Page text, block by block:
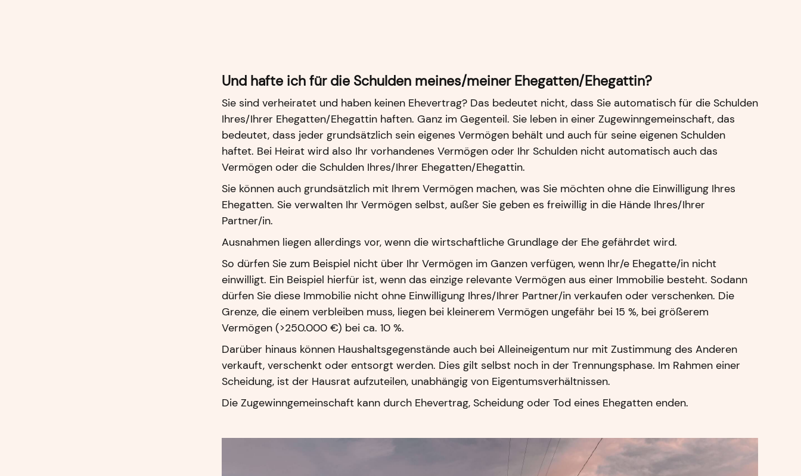
Und hafte ich für die Schulden meines/meiner Ehegatten/Ehegattin?
Sie sind verheiratet und haben keinen Ehevertrag? Das bedeutet nicht, dass Sie automatisch für die Schulden
Ihres/Ihrer Ehegatten/Ehegattin haften. Ganz im Gegenteil. Sie leben in einer Zugewinngemeinschaft, das
bedeutet, dass jeder grundsätzlich sein eigenes Vermögen behält und auch für seine eigenen Schulden
haftet. Bei Heirat wird also Ihr vorhandenes Vermögen oder Ihr Schulden nicht automatisch auch das
Vermögen oder die Schulden Ihres/Ihrer Ehegatten/Ehegattin.
Sie können auch grundsätzlich mit Ihrem Vermögen machen, was Sie möchten ohne die Einwilligung Ihres
Ehegatten. Sie verwalten Ihr Vermögen selbst, außer Sie geben es freiwillig in die Hände Ihres/Ihrer
Partner/in.
Ausnahmen liegen allerdings vor, wenn die wirtschaftliche Grundlage der Ehe gefährdet wird.
So dürfen Sie zum Beispiel nicht über Ihr Vermögen im Ganzen verfügen, wenn Ihr/e Ehegatte/in nicht
einwilligt. Ein Beispiel hierfür ist, wenn das einzige relevante Vermögen aus einer Immobilie besteht. Sodann
dürfen Sie diese Immobilie nicht ohne Einwilligung Ihres/Ihrer Partner/in verkaufen oder verschenken. Die
Grenze, die einem verbleiben muss, liegen bei kleinerem Vermögen ungefähr bei 15 %, bei größerem
Vermögen (>250.000 €) bei ca. 10 %.
Darüber hinaus können Haushaltsgegenstände auch bei Alleineigentum nur mit Zustimmung des Anderen
verkauft, verschenkt oder entsorgt werden. Dies gilt selbst noch in der Trennungsphase. Im Rahmen einer
Scheidung, ist der Hausrat aufzuteilen, unabhängig von Eigentumsverhältnissen.
Die Zugewinngemeinschaft kann durch Ehevertrag, Scheidung oder Tod eines Ehegatten enden.